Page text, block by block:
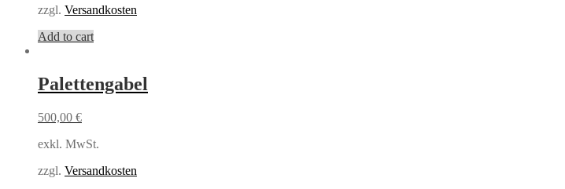
zzgl. Versandkosten
Add to cart
Palettengabel
500,00 €
exkl. MwSt.
zzgl. Versandkosten